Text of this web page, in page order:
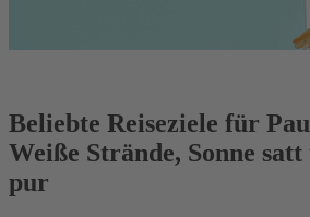
Beliebte Reiseziele für
Weiße Strände, Sonne
pur